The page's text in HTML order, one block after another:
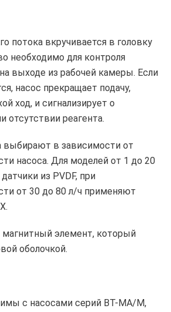
потока вкручивается в головку
необходимо для контроля
выходе из рабочей камеры. Если
насос прекращает подачу,
ход, и сигнализирует о
отсутствии реагента.
выбирают в зависимости от
насоса. Для моделей от 1 до 20
из PVDF, при
от 30 до 80 л/ч применяют
элемент, который
оболочкой.
с насосами серий BT-МА/M,